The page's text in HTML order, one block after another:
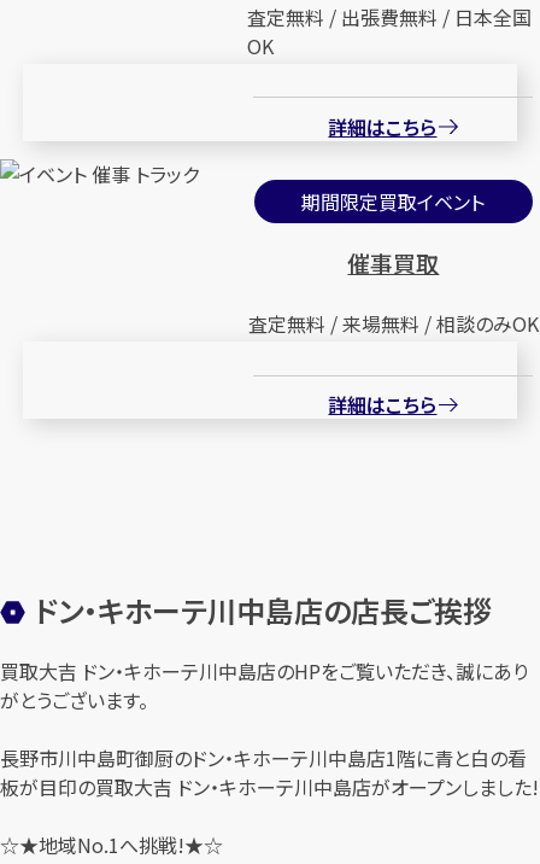
査定無料 / 出張費無料 / 日本全国
OK
詳細はこちら
期間限定買取イベント
催事買取
査定無料 / 来場無料 / 相談のみOK
詳細はこちら
ドン・キホーテ川中島店の店長ご挨拶
買取大吉 ドン・キホーテ川中島店のHPをご覧いただき、誠にあり
がとうございます。
長野市川中島町御厨のドン・キホーテ川中島店1階に青と白の看
板が目印の買取大吉 ドン・キホーテ川中島店がオープンしました!
☆★地域No.1へ挑戦!★☆